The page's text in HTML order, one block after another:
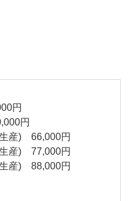
円
円
産) 66,000円
産) 77,000円
産) 88,000円